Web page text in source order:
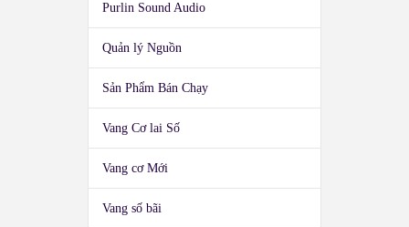
Purlin Sound Audio
Quản lý Nguồn
Sản Phẩm Bán Chạy
Vang Cơ lai Số
Vang cơ Mới
Vang số bãi